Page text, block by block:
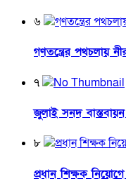
৬
গণতন্ত্রের পথচলায়
৭
জুলাই সনদ
৮
প্রধান শিক্ষক